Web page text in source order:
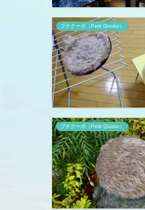
プチクーボ（Petit Qoobo）
プチクーボ（Petit Qoobo）